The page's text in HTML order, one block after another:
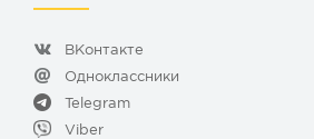
ВКонтакте
Одноклассники
Telegram
Viber